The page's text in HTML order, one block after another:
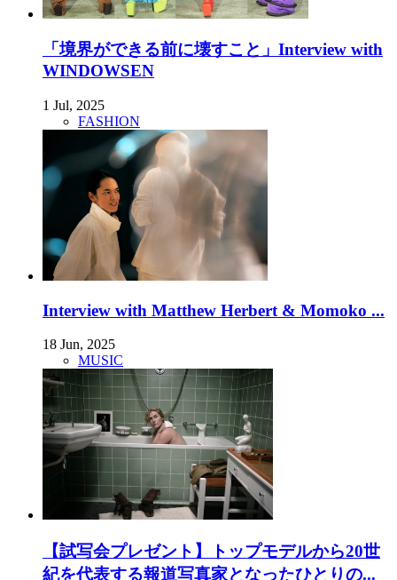
「境界ができる前に壊すこと」Interview with
WINDOWSEN
1 Jul, 2025
FASHION
Interview with Matthew Herbert & Momoko ...
18 Jun, 2025
MUSIC
【試写会プレゼント】トップモデルから20世
紀を代表する報道写真家となったひとりの...